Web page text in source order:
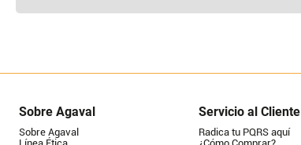
Sobre Agaval
Sobre Agaval
Servicio al Cliente
Radica tu PQRS aquí